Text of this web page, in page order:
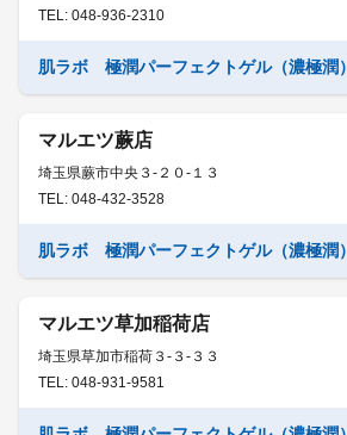
TEL: 048-936-2310
肌ラボ 極潤パーフェクトゲル（濃極潤）
マルエツ蕨店
埼玉県蕨市中央３-２０-１３
TEL: 048-432-3528
肌ラボ 極潤パーフェクトゲル（濃極潤）
マルエツ草加稲荷店
埼玉県草加市稲荷３-３-３３
TEL: 048-931-9581